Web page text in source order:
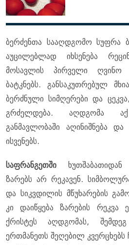
ბერძენთა სააღდგომო სუფრა
აუცილებლად იხსენება
მოსავლის პირველი ღვინო
ბატკნებს. განსაკუთრებულ
ბერძნული სიმღერები და
გრძელდება. აღდგომა
განმავლობაში აღინიშნება
ისვენებს.
საფრანგეთში
ზარებს არ რეკავენ.
და სიკვდილის მწუხარების
კი დაიწყება ზარების რეკვა
ქრისტეს აღდგომას,
ერთმანეთს შეღებილ კვერცხებს